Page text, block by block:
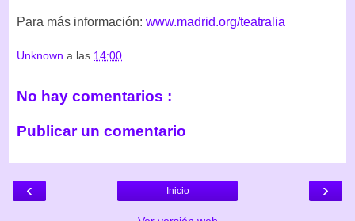
Para más información: www.madrid.org/teatralia
Unknown a las 14:00
No hay comentarios :
Publicar un comentario
‹ ›
Inicio